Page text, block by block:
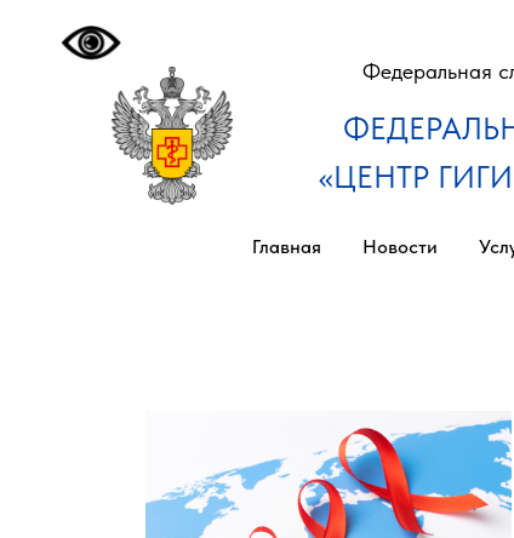
Федеральная
«ЦЕНТР
Главная Новости